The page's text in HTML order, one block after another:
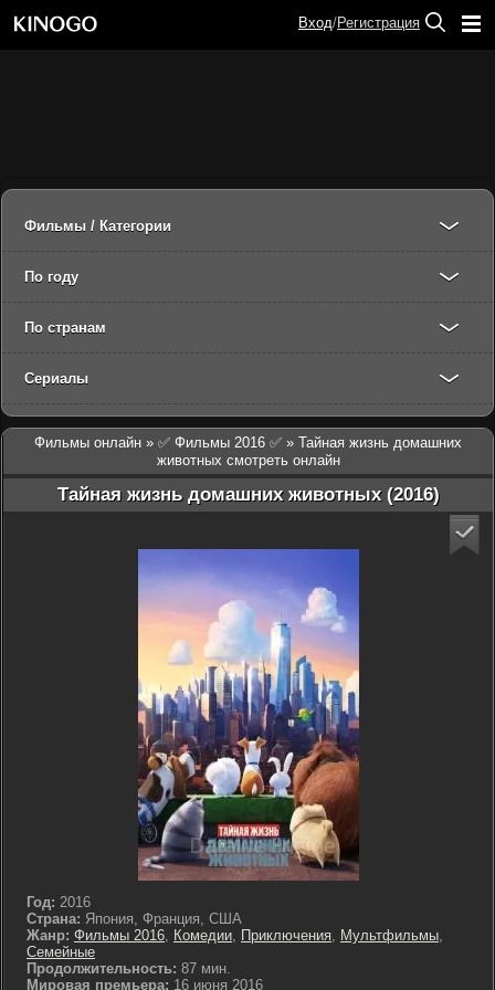
Фильмы / Категории
По году
По странам
Сериалы
Фильмы онлайн » ✅ Фильмы 2016 ✅ » Тайная жизнь домашних
животных смотреть онлайн
Тайная жизнь домашних животных (2016)
Год: 2016
Страна: Япония, Франция, США
Жанр: Фильмы 2016, Комедии, Приключения, Мультфильмы,
Семейные
Продолжительность: 87 мин.
Мировая премьера: 16 июня 2016
Вход/Регистрация